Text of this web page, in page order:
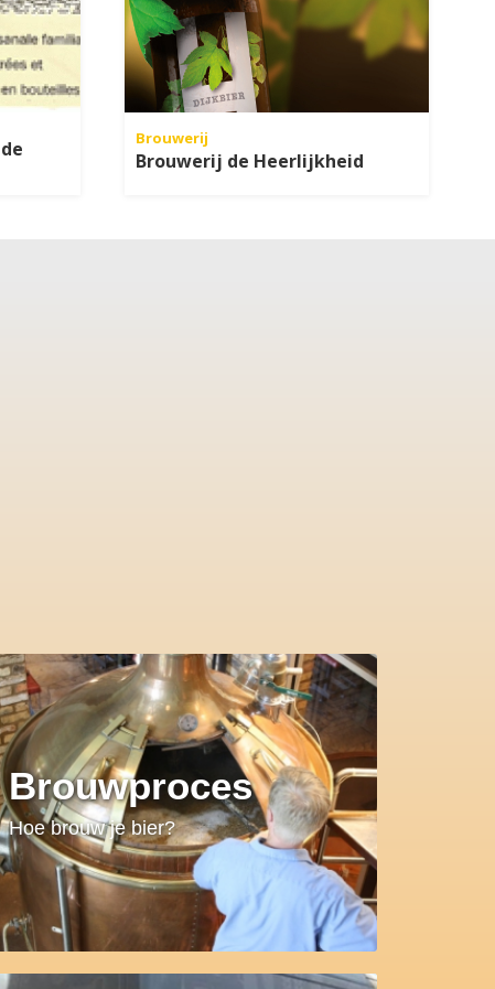
Brouwerij
Brouwerij de Heerlijkheid
Brouwproces
Hoe brouw je bier?